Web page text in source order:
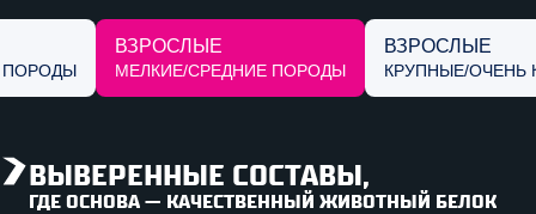
ВЗРОСЛЫЕ
МЕЛКИЕ/СРЕДНИЕ
ВЗРОСЛЫЕ
КРУПНЫЕ/ОЧЕНЬ
ВЫВЕРЕННЫЕ СОСТАВЫ,
ГДЕ ОСНОВА — КАЧЕСТВЕННЫЙ ЖИВОТНЫЙ БЕЛОК